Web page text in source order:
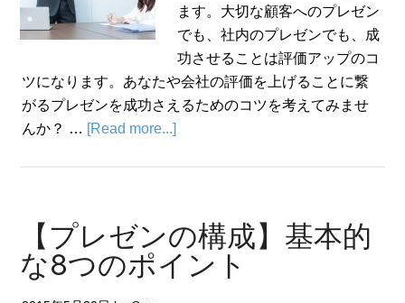
ます。大切な顧客へのプレゼン
でも、社内のプレゼンでも、成
功させることは評価アップのコ
ツになります。あなたや会社の評価を上げることに繋
がるプレゼンを成功さえるためのコツを考えてみませ
んか？ … [Read more...]
【プレゼンの構成】基本的
な8つのポイント